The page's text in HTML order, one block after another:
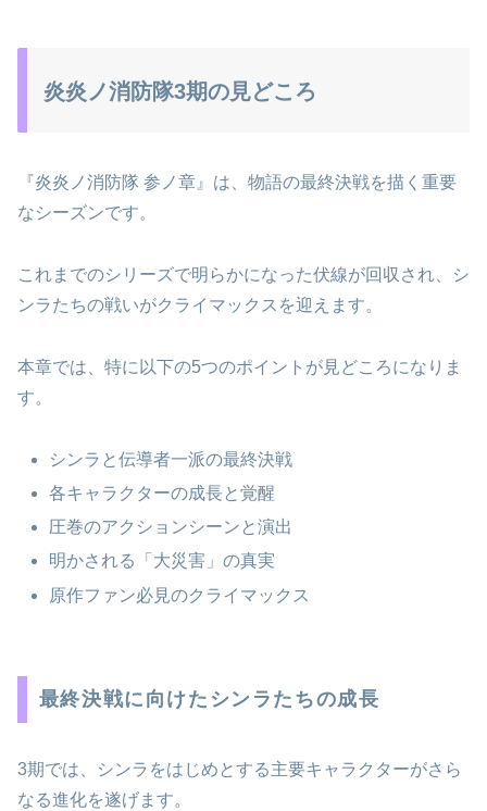
炎炎ノ消防隊3期の見どころ
『炎炎ノ消防隊 参ノ章』は、物語の最終決戦を描く重要
なシーズンです。
これまでのシリーズで明らかになった伏線が回収され、シ
ンラたちの戦いがクライマックスを迎えます。
本章では、特に以下の5つのポイントが見どころになりま
す。
シンラと伝導者一派の最終決戦
各キャラクターの成長と覚醒
圧巻のアクションシーンと演出
明かされる「大災害」の真実
原作ファン必見のクライマックス
最終決戦に向けたシンラたちの成長
3期では、シンラをはじめとする主要キャラクターがさら
なる進化を遂げます。